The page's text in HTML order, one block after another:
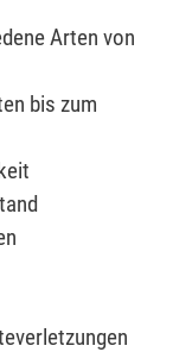
Arten von
bis zum